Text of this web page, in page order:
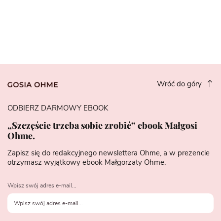
Wróć do góry
ODBIERZ DARMOWY EBOOK
„Szczęście trzeba sobie zrobić” ebook Małgosi
Ohme.
Zapisz się do redakcyjnego newslettera Ohme, a w prezencie
otrzymasz wyjątkowy ebook Małgorzaty Ohme.
Wpisz swój adres e-mail...